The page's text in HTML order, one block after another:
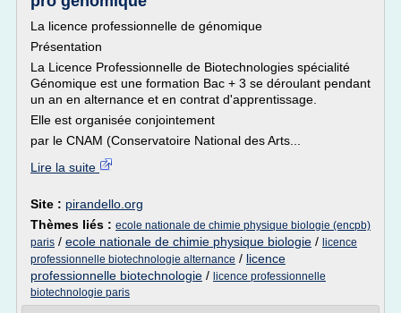
La licence professionnelle de génomique
Présentation
La Licence Professionnelle de Biotechnologies spécialité
Génomique est une formation Bac + 3 se déroulant pendant
un an en alternance et en contrat d'apprentissage.
Elle est organisée conjointement
par le CNAM (Conservatoire National des Arts...
Lire la suite
Site : pirandello.org
Thèmes liés : ecole nationale de chimie physique biologie (encpb)
paris / ecole nationale de chimie physique biologie / licence
professionnelle biotechnologie alternance / licence
professionnelle biotechnologie / licence professionnelle
biotechnologie paris